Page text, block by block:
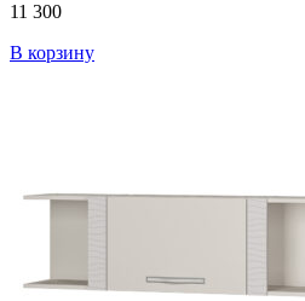
11 300
В корзину